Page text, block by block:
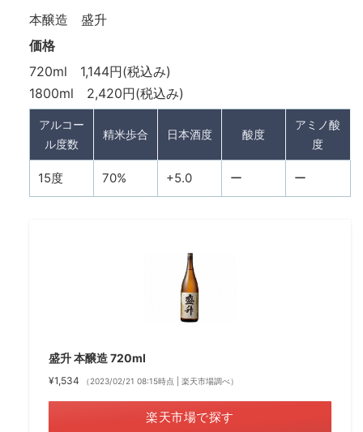
本醸造 盛升
価格
720ml 1,144円(税込み)
1800ml 2,420円(税込み)
アルコー
ル度数
精米歩合 日本酒度 酸度
アミノ酸
度
15度 70% +5.0 ー ー
盛升 本醸造 720ml
¥1,534 （2023/02/21 08:15時点 | 楽天市場調べ）
楽天市場で探す